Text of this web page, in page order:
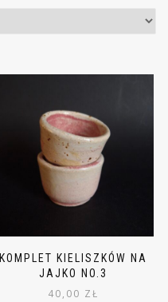
KOMPLET KIELISZKÓW NA
JAJKO NO.3
40,00 ZŁ